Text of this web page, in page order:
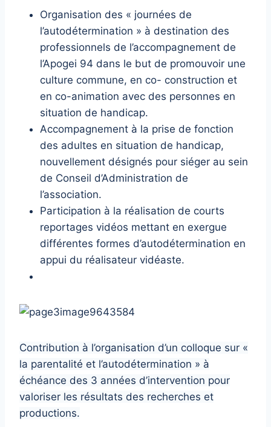
Organisation des « journées de
l’autodétermination » à destination des
professionnels de l’accompagnement de
l’Apogei 94 dans le but de promouvoir une
culture commune, en co- construction et
en co-animation avec des personnes en
situation de handicap.
Accompagnement à la prise de fonction
des adultes en situation de handicap,
nouvellement désignés pour siéger au sein
de Conseil d’Administration de
l’association.
Participation à la réalisation de courts
reportages vidéos mettant en exergue
différentes formes d’autodétermination en
appui du réalisateur vidéaste.
Contribution à l’organisation d’un colloque sur «
la parentalité et l’autodétermination » à
échéance des 3 années d’intervention pour
valoriser les résultats des recherches et
productions.